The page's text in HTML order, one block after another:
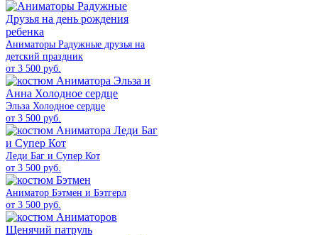
Аниматоры Радужные друзья на
детский праздник
от 3 500 руб.
Эльза Холодное сердце
от 3 500 руб.
Леди Баг и Супер Кот
от 3 500 руб.
Аниматор Бэтмен и Бэтгерл
от 3 500 руб.